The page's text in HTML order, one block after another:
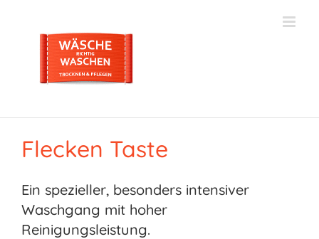
springen
Flecken Taste
Ein spezieller, besonders intensiver
Waschgang mit hoher
Reinigungsleistung.